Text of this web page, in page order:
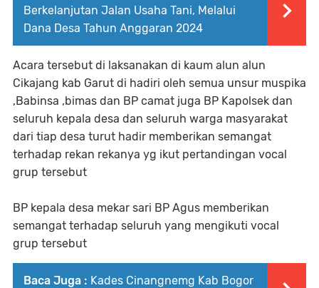
Berkelanjutan Jalan Usaha Tani, Melalui
Dana Desa Tahun Anggaran 2024
Acara tersebut di laksanakan di kaum alun alun
Cikajang kab Garut di hadiri oleh semua unsur muspika
,Babinsa ,bimas dan BP camat juga BP Kapolsek dan
seluruh kepala desa dan seluruh warga masyarakat
dari tiap desa turut hadir memberikan semangat
terhadap rekan rekanya yg ikut pertandingan vocal
grup tersebut
BP kepala desa mekar sari BP Agus memberikan
semangat terhadap seluruh yang mengikuti vocal
grup tersebut
Baca Juga : Kades Cinangnemg Kab Bogor